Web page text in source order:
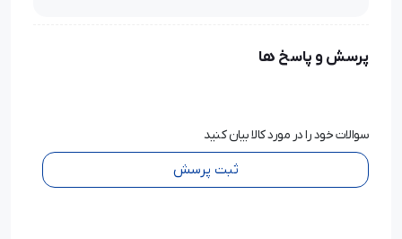
پرسش و پاسخ ها
سوالات خود را در مورد کالا بیان کنید
ثبت پرسش